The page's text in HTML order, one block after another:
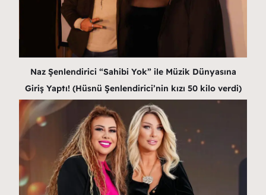
Naz Şenlendirici “Sahibi Yok” ile Müzik Dünyasına
Giriş Yaptı! (Hüsnü Şenlendirici’nin kızı 50 kilo verdi)